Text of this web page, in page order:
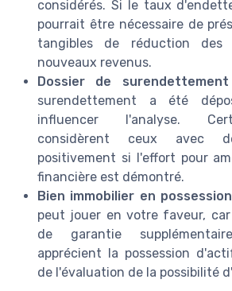
considérés. Si le taux
pourrait être nécessaire de
tangibles de réduction des
nouveaux revenus.
Dossier de
surendettement a été
influencer l'analyse.
considèrent ceux avec
positivement si l'effort pour
financière est démontré.
Bien immobilier en
peut jouer en votre faveur,
de garantie
apprécient la possession
de l'évaluation de la possibilité